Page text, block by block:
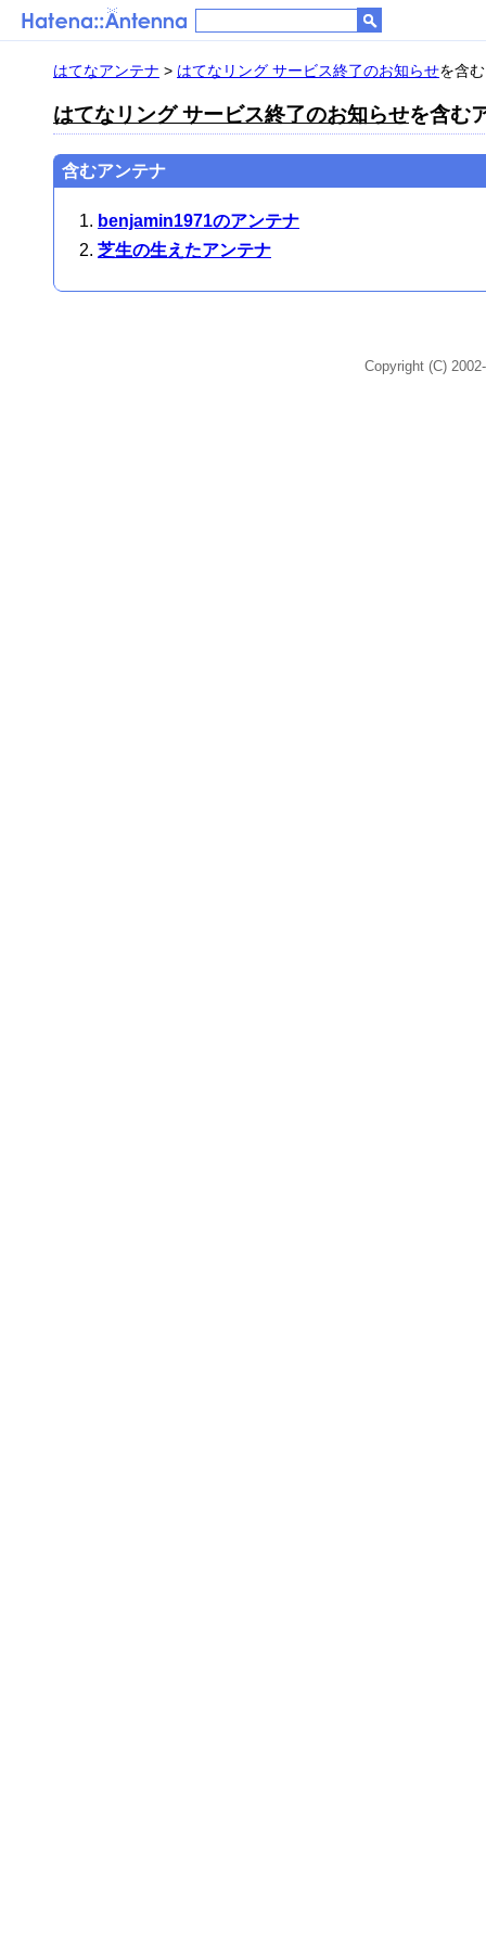
はてなアンテナ > はてなリング サービス終了のお知らせを含
はてなリング サービス終了のお知らせを含む
含むアンテナ
benjamin1971のアンテナ
芝生の生えたアンテナ
Copyright (C)